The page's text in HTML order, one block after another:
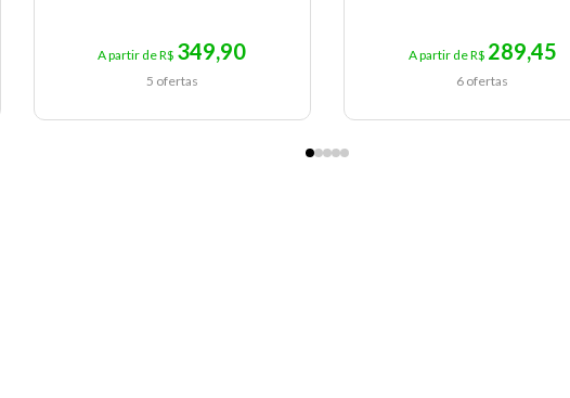
A partir de R$ 349,90
5 ofertas
A partir de R$ 289,45
6 ofertas